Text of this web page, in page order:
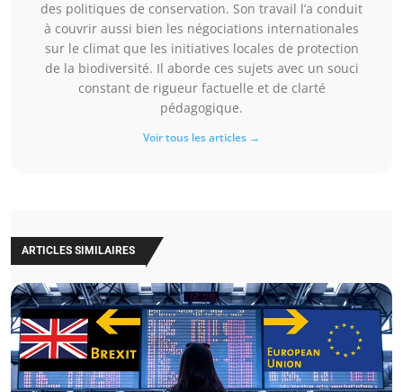
des politiques de conservation. Son travail l’a conduit
à couvrir aussi bien les négociations internationales
sur le climat que les initiatives locales de protection
de la biodiversité. Il aborde ces sujets avec un souci
constant de rigueur factuelle et de clarté
pédagogique.
Voir tous les articles →
ARTICLES SIMILAIRES